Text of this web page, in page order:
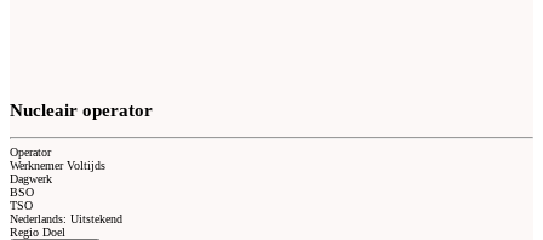
Nucleair operator
Operator
Werknemer Voltijds
Dagwerk
BSO
TSO
Nederlands: Uitstekend
Regio Doel